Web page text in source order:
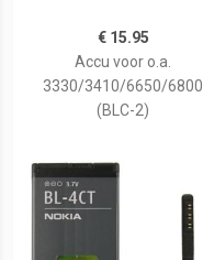
€ 15.95
Accu voor o.a.
3330/3410/6650/6800
(BLC-2)